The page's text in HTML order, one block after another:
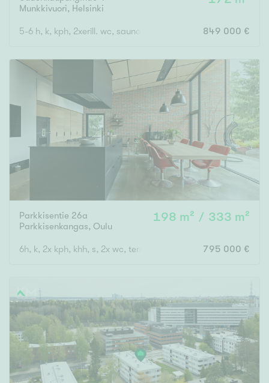
Munkkivuori, Helsinki
5-6 h, k, kph, 2xerill. wc, saunaos. Piha, parveke,849 000 €
Parkkisentie 26a
Parkkisenkangas, Oulu
198 m² / 333 m²
6h, k, 2x kph, khh, s, 2x wc, terassi + uima-allas795 000 €